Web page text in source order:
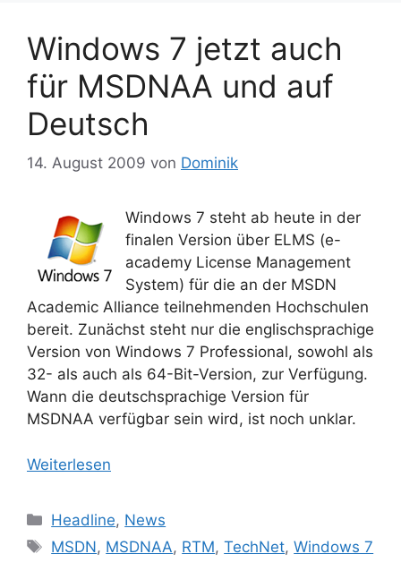
Windows 7 jetzt auch
für MSDNAA und auf
Deutsch
14. August 2009 von Dominik
Windows 7 steht ab heute in der
finalen Version über ELMS (e-
academy License Management
System) für die an der MSDN
Academic Alliance teilnehmenden Hochschulen
bereit. Zunächst steht nur die englischsprachige
Version von Windows 7 Professional, sowohl als
32- als auch als 64-Bit-Version, zur Verfügung.
Wann die deutschsprachige Version für
MSDNAA verfügbar sein wird, ist noch unklar.
Weiterlesen
Kategorien
Headline, News
Schlagwörter
MSDN, MSDNAA, RTM,TechNet,Windows 7